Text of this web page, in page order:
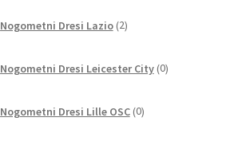
Nogometni Dresi Lazio 2izdelka
Nogometni Dresi Leicester City 0izdelkov
Nogometni Dresi Lille OSC 0izdelkov